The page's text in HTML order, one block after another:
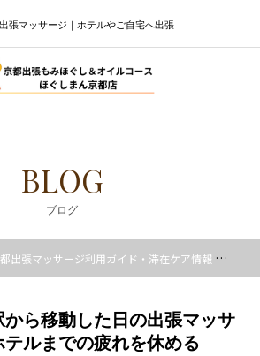
張マッサージ｜ホテルやご自宅へ出張
BLOG
ブログ
出張マッサージ利用ガイド・滞在ケア情報
ら移動した日の出張マッサ
ルまでの疲れを休める